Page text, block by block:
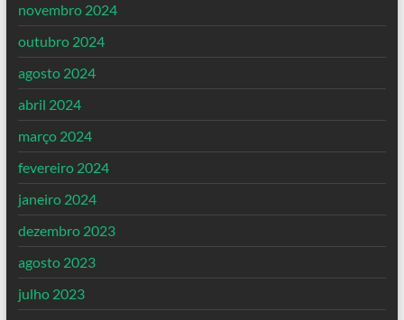
novembro 2024
outubro 2024
agosto 2024
abril 2024
março 2024
fevereiro 2024
janeiro 2024
dezembro 2023
agosto 2023
julho 2023